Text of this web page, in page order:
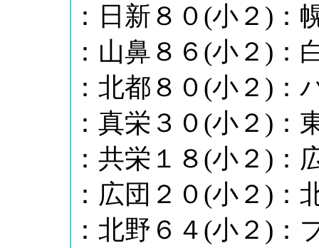
：日新８０(小２)：
：山鼻８６(小２)：
：北都８０(小２)：
：真栄３０(小２)：
：共栄１８(小２)：
：広団２０(小２)：
：北野６４(小２)：